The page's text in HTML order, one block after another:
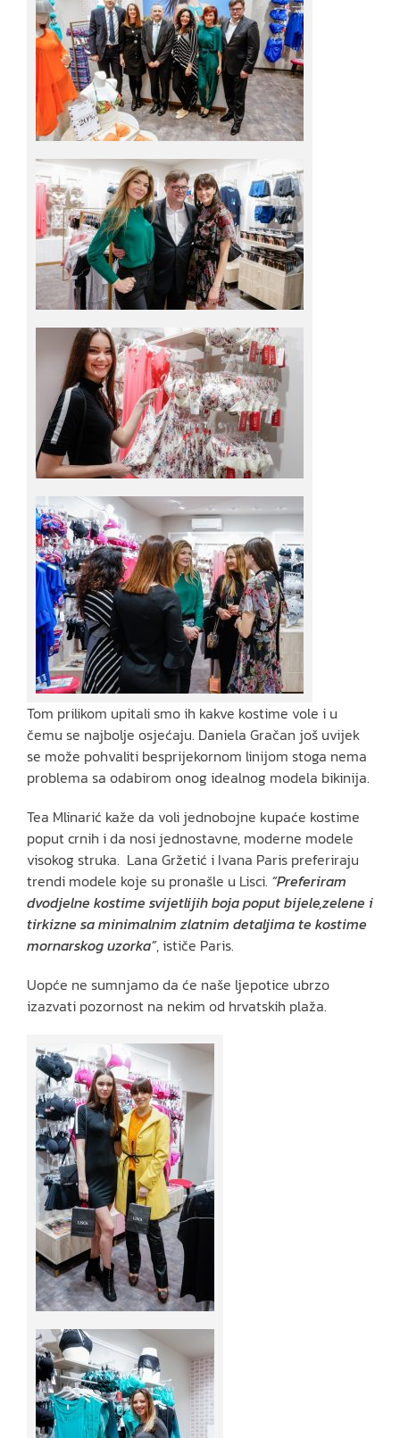
Tom prilikom upitali smo ih kakve kostime vole i u
čemu se najbolje osjećaju. Daniela Gračan još uvijek
se može pohvaliti besprijekornom linijom stoga nema
problema sa odabirom onog idealnog modela bikinija.
Tea Mlinarić kaže da voli jednobojne kupaće kostime
poput crnih i da nosi jednostavne, moderne modele
visokog struka. Lana Gržetić i Ivana Paris preferiraju
trendi modele koje su pronašle u Lisci. “Preferiram
dvodjelne kostime svijetlijih boja poput bijele,zelene i
tirkizne sa minimalnim zlatnim detaljima te kostime
mornarskog uzorka”, ističe Paris.
Uopće ne sumnjamo da će naše ljepotice ubrzo
izazvati pozornost na nekim od hrvatskih plaža.